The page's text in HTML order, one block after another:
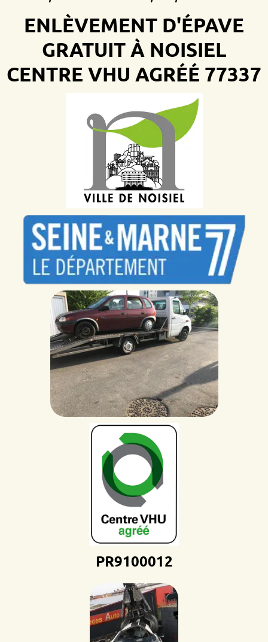
ENLÈVEMENT D'ÉPAVE
GRATUIT À NOISIEL
CENTRE VHU AGRÉÉ 77337
PR9100012D